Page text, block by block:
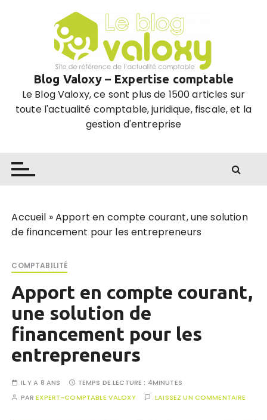
Blog Valoxy – Expertise comptable
Le Blog Valoxy, ce sont plus de 1500 articles sur
toute l'actualité comptable, juridique, fiscale, et la
gestion d'entreprise
Accueil »Apport en compte courant, une solution
de financement pour les entrepreneurs
COMPTABILITÉ
Apport en compte courant,
une solution de
financement pour les
entrepreneurs
IL Y A 8 ANS TEMPS DE LECTURE : 4MINUTES
PAREXPERT-COMPTABLE VALOXY LAISSEZ UN COMMENTAIRE